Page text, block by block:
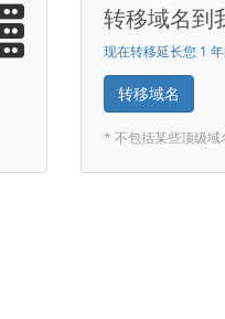
转移域名到
现在转移延长您 1
转移域名
* 不包括某些顶级域